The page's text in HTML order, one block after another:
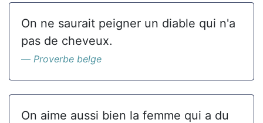
On ne saurait peigner un diable qui n'a
pas de cheveux.
Proverbe belge
On aime aussi bien la femme qui a du